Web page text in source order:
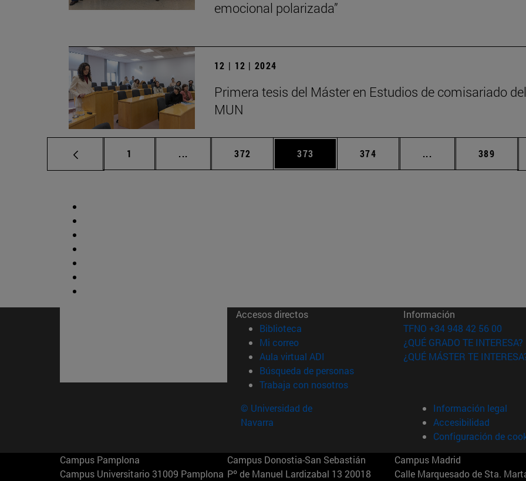
emocional polarizada”
12 | 12 | 2024
Primera tesis del Máster en Estudios de comisariado del
MUN
Página
1 ... Páginas intermedias Use TAB para desplazarse.
Página
372 Página
373 Página
374 ... Páginas intermedias
Página
389
Accesos directos
Biblioteca (abre en nueva ventana)
Mi correo(abre en nueva ventana)
Aula virtual ADI (abre en nueva ventana)
Búsqueda de personas(abre en nueva ventana)
Trabaja con nosotros(abre en nueva ventana)
Información
TFNO +34 948 42 56 00
¿QUÉ GRADO TE INTERESA?
¿QUÉ MÁSTER TE
© Universidad de
Navarra
Información legal
Accesibilidad
Configuración de
Campus Pamplona
Campus Universitario 31009 Pamplona
Campus Donostia-San Sebastián
Pº de Manuel Lardizabal 13 20018
Campus Madrid
Calle Marquesado de Sta.